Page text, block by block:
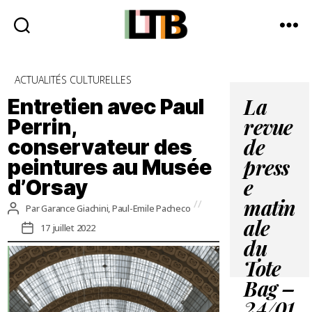
-
Média
quotidienne
Catégories
ACTUALITÉS CULTURELLES
Entretien avec Paul
Perrin,
conservateur des
peintures au Musée
d’Orsay
Auteur
de
l’article
ParGarance Giachini, Paul-Emile Pacheco
Date
de
l’article
17 juillet 2022
La
revue
de
press
e
matin
ale
du
Tote
Bag –